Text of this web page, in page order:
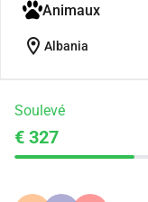
Animaux
location_on Albania
Soulevé
€ 327